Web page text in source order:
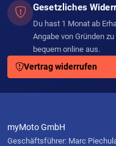
Gesetzliches
Du hast 1 Monat ab
Angabe von Gründen
bequem online aus.
Vertrag widerrufen
myMoto GmbH
Geschäftsführer: Marc